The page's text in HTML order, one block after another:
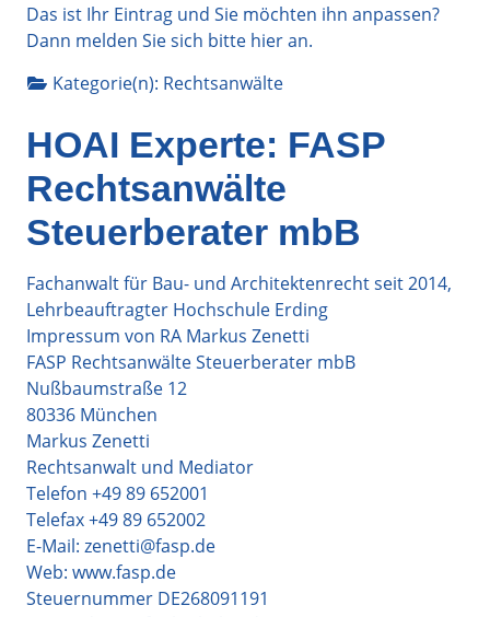
Das ist Ihr Eintrag und Sie möchten ihn anpassen?
Dann melden Sie sich bitte hieran.
Kategorie(n): Rechtsanwälte
HOAI Experte: FASP
Rechtsanwälte
Steuerberater mbB
Fachanwalt für Bau- und Architektenrecht seit 2014,
Lehrbeauftragter Hochschule Erding
Impressum von RA Markus Zenetti
FASP Rechtsanwälte Steuerberater mbB
Nußbaumstraße 12
80336 München
Markus Zenetti
Rechtsanwalt und Mediator
Telefon +49 89 652001
Telefax +49 89 652002
E-Mail: zenetti@fasp.de
Web: www.fasp.de
Steuernummer DE268091191